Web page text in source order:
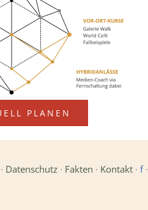
PLANEN
· Datenschutz · Fakten · Kontakt · f